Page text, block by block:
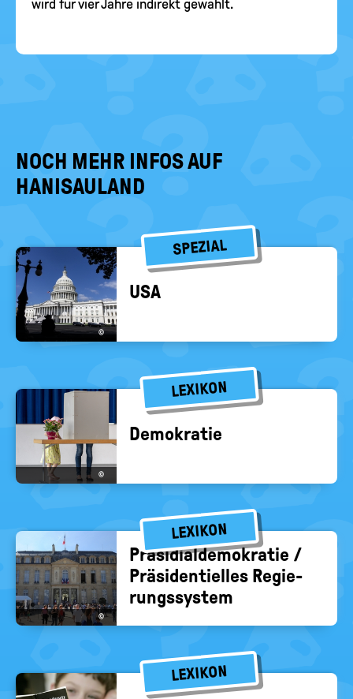
wird für vier Jahre indirekt gewählt.
NOCH MEHR INFOS AUF
HANISAULAND
SPEZIAL
©
USA
LEXIKON
©
De­mo­kra­tie
LEXIKON
©
Prä­si­di­al­de­mo­kra­tie /
Prä­si­den­ti­el­les Re­gie­
rungs­sys­tem
LEXIKON